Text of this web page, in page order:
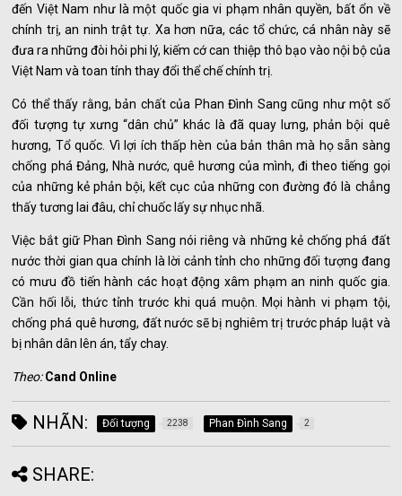
đến Việt Nam như là một quốc gia vi phạm nhân quyền, bất ổn về
chính trị, an ninh trật tự. Xa hơn nữa, các tổ chức, cá nhân này sẽ
đưa ra những đòi hỏi phi lý, kiếm cớ can thiệp thô bạo vào nội bộ của
Việt Nam và toan tính thay đổi thể chế chính trị.
Có thể thấy rằng, bản chất của Phan Đình Sang cũng như một số
đối tượng tự xưng “dân chủ” khác là đã quay lưng, phản bội quê
hương, Tổ quốc. Vì lợi ích thấp hèn của bản thân mà họ sẵn sàng
chống phá Đảng, Nhà nước, quê hương của mình, đi theo tiếng gọi
của những kẻ phản bội, kết cục của những con đường đó là chẳng
thấy tương lai đâu, chỉ chuốc lấy sự nhục nhã.
Việc bắt giữ Phan Đình Sang nói riêng và những kẻ chống phá đất
nước thời gian qua chính là lời cảnh tỉnh cho những đối tượng đang
có mưu đồ tiến hành các hoạt động xâm phạm an ninh quốc gia.
Cần hối lỗi, thức tỉnh trước khi quá muộn. Mọi hành vi phạm tội,
chống phá quê hương, đất nước sẽ bị nghiêm trị trước pháp luật và
bị nhân dân lên án, tẩy chay.
Theo:Cand Online
NHÃN: Đối tượng 2238 Phan Đình Sang 2
SHARE: